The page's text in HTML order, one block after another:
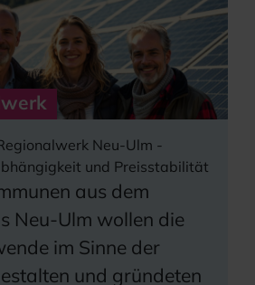
Neu-Ulm -
und Preisstabilität
aus dem
Neu-Ulm wollen die
im Sinne der
und gründeten